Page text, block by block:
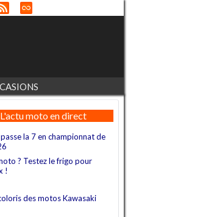
moto en direct
la 7 en championnat de
? Testez le frigo pour
!
des motos Kawasaki